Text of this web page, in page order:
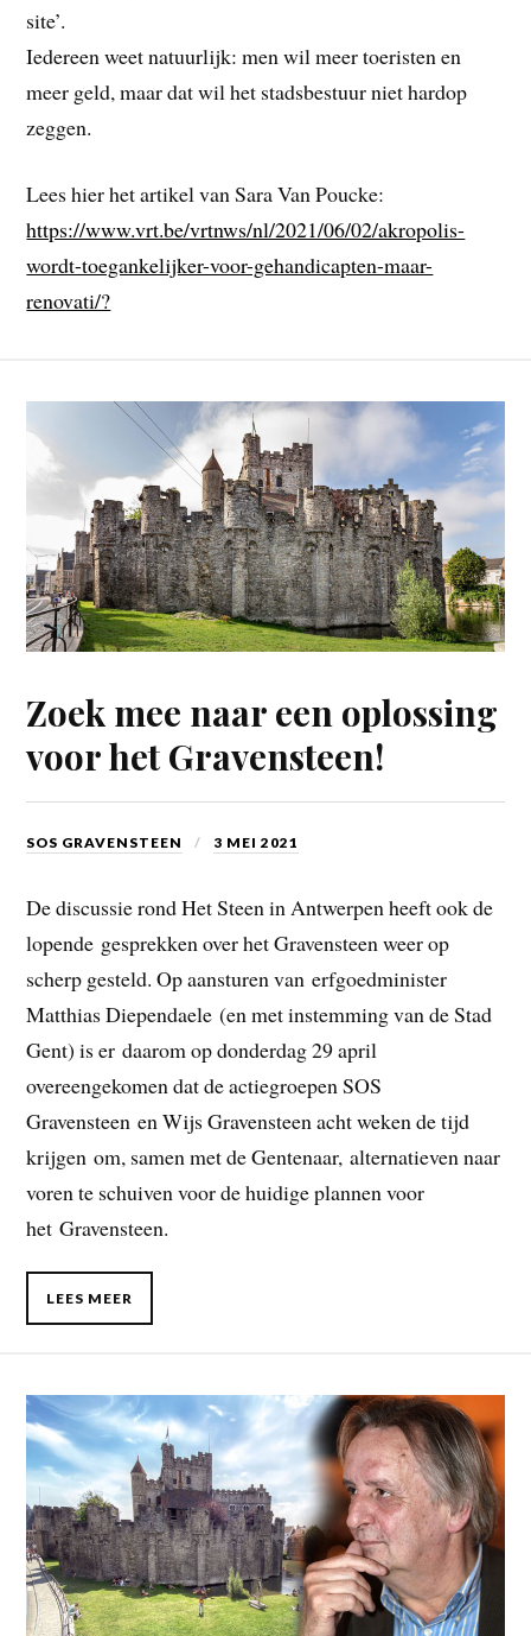
site’.
Iedereen weet natuurlijk: men wil meer toeristen en
meer geld, maar dat wil het stadsbestuur niet hardop
zeggen.
Lees hier het artikel van Sara Van Poucke:
https://www.vrt.be/vrtnws/nl/2021/06/02/akropolis-
wordt-toegankelijker-voor-gehandicapten-maar-
renovati/?
Zoek mee naar een oplossing
voor het Gravensteen!
SOS GRAVENSTEEN 3 MEI 2021
De discussie rond Het Steen in Antwerpen heeft ook de
lopende gesprekken over het Gravensteen weer op
scherp gesteld. Op aansturen van erfgoedminister
Matthias Diependaele (en met instemming van de Stad
Gent) is er daarom op donderdag 29 april
overeengekomen dat de actiegroepen SOS
Gravensteen en Wijs Gravensteen acht weken de tijd
krijgen om, samen met de Gentenaar, alternatieven naar
voren te schuiven voor de huidige plannen voor
het Gravensteen.
LEES MEER